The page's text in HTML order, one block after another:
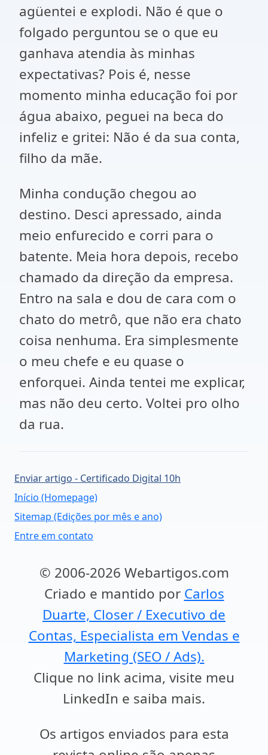
agüentei e explodi. Não é que o
folgado perguntou se o que eu
ganhava atendia às minhas
expectativas? Pois é, nesse
momento minha educação foi por
água abaixo, peguei na beca do
infeliz e gritei: Não é da sua conta,
filho da mãe.
Minha condução chegou ao
destino. Desci apressado, ainda
meio enfurecido e corri para o
batente. Meia hora depois, recebo
chamado da direção da empresa.
Entro na sala e dou de cara com o
chato do metrô, que não era chato
coisa nenhuma. Era simplesmente
o meu chefe e eu quase o
enforquei. Ainda tentei me explicar,
mas não deu certo. Voltei pro olho
da rua.
Enviar artigo - Certificado Digital 10h
Início (Homepage)
Sitemap (Edições por mês e ano)
Entre em contato
© 2006-2026 Webartigos.com
Criado e mantido por Carlos
Duarte, Closer / Executivo de
Contas, Especialista em Vendas e
Marketing (SEO / Ads).
Clique no link acima, visite meu
LinkedIn e saiba mais.
Os artigos enviados para esta